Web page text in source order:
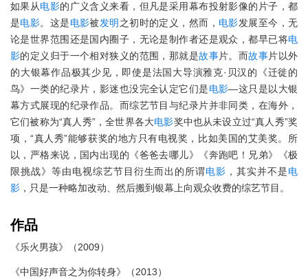
如果从电影的广义含义来看，但凡是采用幕布投射影像的片子，都
是电影。这是电影被发明 之初时的定义，然而， 电影发展至今，无
论是世界范围还是国内圈子，无论是制作者还是观众，都早已将电
影的定义归于一个相对狭义的范围，那就是故事片。而故事片以外
的大银幕作品极其少见，即使是法国大导演雅克·贝汉的《迁徙的
鸟》一类的纪录片，影迷也没完全认定它们是电影—这只是以大银
幕方式展现的纪录作品。而综艺节目与纪录片并非同类，在海外，
它们被称为“真人秀”，全世界各大电影奖中也从未设立过“真人秀”奖
项，“真人秀”能够获奖的地方只有电视奖，比如美国的艾美奖。所
以，严格来说，国内出现的《爸爸去哪儿》《奔跑吧！兄弟》《极
限挑战》等由电视综艺节目衍生而出的所谓电影 ，其实并不是电
影 ，只是一种略加改动、然后搬到银幕上向观众收费的综艺节目。
作品
《乐火男孩》（2009）
《中国好声音之为你转身》（2013）